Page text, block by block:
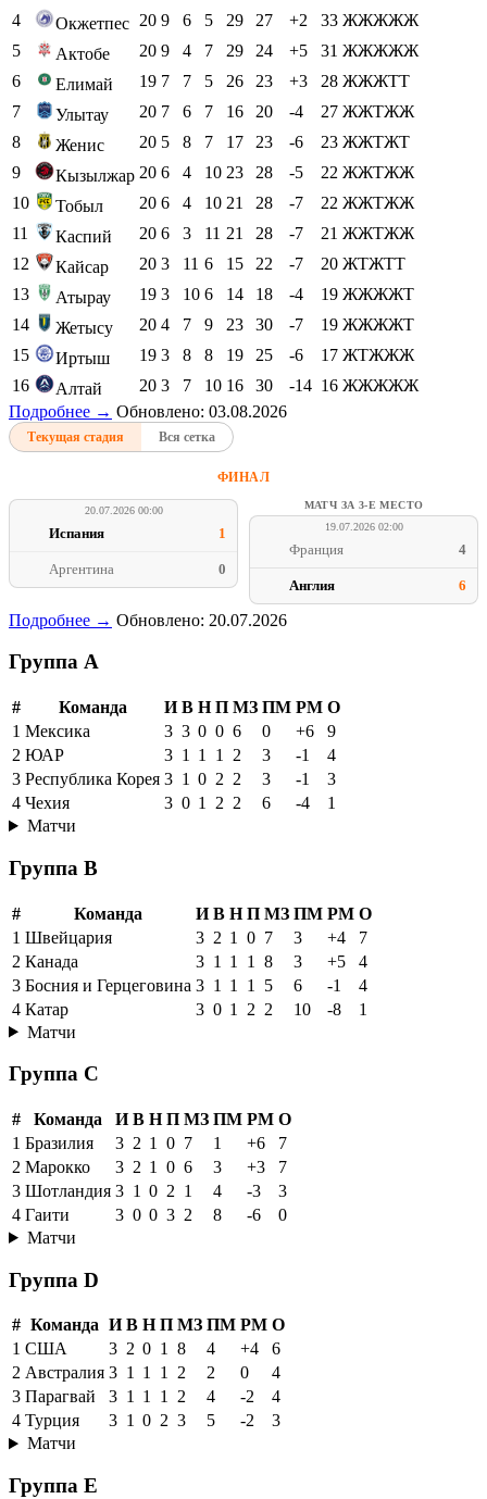
4
Окжетпес 20 9 6 5 29 27 +2 33 ЖЖЖЖЖ
5
Актобе 20 9 4 7 29 24 +5 31 ЖЖЖЖЖ
6
Елимай 19 7 7 5 26 23 +3 28 ЖЖЖТТ
7
Улытау 20 7 6 7 16 20 -4 27 ЖЖТЖЖ
8
Женис 20 5 8 7 17 23 -6 23 ЖЖТЖТ
9
Кызылжар 20 6 4 10 23 28 -5 22 ЖЖТЖЖ
10
Тобыл 20 6 4 10 21 28 -7 22 ЖЖТЖЖ
11
Каспий 20 6 3 11 21 28 -7 21 ЖЖТЖЖ
12
Кайсар 20 3 11 6 15 22 -7 20 ЖТЖТТ
13
Атырау 19 3 10 6 14 18 -4 19 ЖЖЖЖТ
14
Жетысу 20 4 7 9 23 30 -7 19 ЖЖЖЖТ
15
Иртыш 19 3 8 8 19 25 -6 17 ЖТЖЖЖ
16
Алтай 20 3 7 10 16 30 -14 16 ЖЖЖЖЖ
Подробнее → Обновлено: 03.08.2026
Текущая стадия Вся сетка
ФИНАЛ
20.07.2026 00:00
Испания 1
Аргентина 0
МАТЧ ЗА 3-Е МЕСТО
19.07.2026 02:00
Франция 4
Англия 6
Подробнее → Обновлено: 20.07.2026
Группа A
# Команда И В Н П МЗ ПМ РМ О
1 Мексика 3 3 0 0 6 0 +6
9
2 ЮАР 3 1 1 1 2 3 -1
4
3 Республика Корея 3 1 0 2 2 3 -1
3
4 Чехия 3 0 1 2 2 6 -4
1
Матчи
Группа B
# Команда И В Н П МЗ ПМ РМ О
1 Швейцария 3 2 1 0 7 3 +4
7
2 Канада 3 1 1 1 8 3 +5
4
3 Босния и Герцеговина 3 1 1 1 5 6 -1
4
4 Катар 3 0 1 2 2 10 -8
1
Матчи
Группа C
# Команда И В Н П МЗ ПМ РМ О
1 Бразилия 3 2 1 0 7 1 +6
7
2 Марокко 3 2 1 0 6 3 +3
7
3 Шотландия 3 1 0 2 1 4 -3
3
4 Гаити 3 0 0 3 2 8 -6
0
Матчи
Группа D
# Команда И В Н П МЗ ПМ РМ О
1 США 3 2 0 1 8 4 +4
6
2 Австралия 3 1 1 1 2 2 0
4
3 Парагвай 3 1 1 1 2 4 -2
4
4 Турция 3 1 0 2 3 5 -2
3
Матчи
Группа E